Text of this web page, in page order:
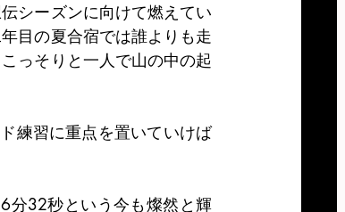
シーズンに向けて燃えてい
目の夏合宿では誰よりも走
っそりと一人で山の中の起
練習に重点を置いていけば
分32秒という今も燦然と輝